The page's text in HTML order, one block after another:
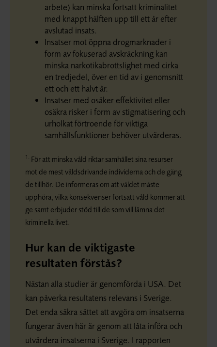
arbete) kan minska fortsatt kriminalitet
med knappt hälften upp till ett år efter
avslutad insats.
Insatser mot öppna drogmarknader i
form av fokuserad avskräckning kan
minska narkotikabrottslighet med cirka
en tredjedel, över en tid av i genomsnitt
ett och ett halvt år.
Insatser med osäker effektivitet eller
osäkra risker i form av stigmatisering och
urholkat förtroende för viktiga
samhällsfunktioner behöver utvärderas.
1. För att minska våld riktar samhället sina resurser
mot de mest våldsdrivande individerna och de gäng
de tillhör. De informeras om att våldet måste
upphöra, vilka konsekvenser fortsatt våld kommer att
ge samt erbjuder stöd till de som vill lämna det
kriminella livet.
Hur kan de viktigaste
resultaten förstås?
Nästan alla studier är genomförda i USA. Det
kan påverka resultatens relevans i Sverige.
Det enda säkra sättet att avgöra om insatserna
fungerar även här är genom att låta införa och
utvärdera insatserna i Sverige. I rapporten